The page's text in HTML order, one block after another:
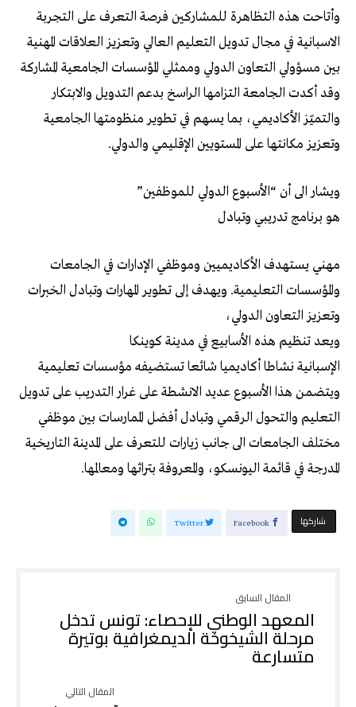
وأتاحت هذه التظاهرة للمشاركين فرصة التعرف على التجربة
الاسبانية في مجال تدويل التعليم العالي وتعزيز العلاقات المهنية
بين مسؤولي التعاون الدولي وممثلي المؤسسات الجامعية المشاركة
وقد أكدت الجامعة التزامها الراسخ بدعم التدويل والابتكار
والتميّز الأكاديمي، بما يسهم في تطوير منظومتها الجامعية
وتعزيز مكانتها على المستويين الإقليمي والدولي.
ويشار الى أن “الأسبوع الدولي للموظفين”
هو برنامج تدريبي وتبادل
مهني يستهدف الأكاديميين وموظفي الإدارات في الجامعات
والمؤسسات التعليمية. ويهدف إلى تطوير المهارات وتبادل الخبرات
وتعزيز التعاون الدولي،
ويعد تنظيم هذه الأسابيع في مدينة كوينكا
الإسبانية نشاطا أكاديميا شائعا تستضيفه مؤسسات تعليمية
ويتضمن هذا الأسبوع عديد الانشطة على غرار التدريب على تدويل
التعليم والتحول الرقمي وتبادل أفضل الممارسات بين موظفي
مختلف الجامعات الى جانب زيارات للتعرف على المدينة التاريخية
المدرجة في قائمة اليونسكو، والمعروفة بتراثها ومعالمها.
‫‫ شاركها‬ Facebook
Twitter
المعهد الوطني للإحصاء: تونس تدخل
مرحلة الشيخوخة الديمغرافية بوتيرة
متسارعة